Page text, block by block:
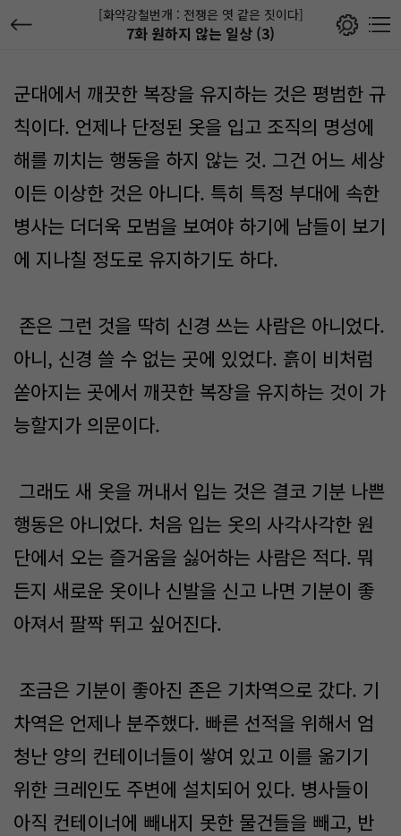
[화약강철번개 : 전쟁은 엿 같은 짓이다]
7화 원하지 않는 일상 (3)
군대에서 깨끗한 복장을 유지하는 것은 평범한 규
칙이다. 언제나 단정된 옷을 입고 조직의 명성에
해를 끼치는 행동을 하지 않는 것. 그건 어느 세상
이든 이상한 것은 아니다. 특히 특정 부대에 속한
병사는 더더욱 모범을 보여야 하기에 남들이 보기
에 지나칠 정도로 유지하기도 하다.
존은 그런 것을 딱히 신경 쓰는 사람은 아니었다.
아니, 신경 쓸 수 없는 곳에 있었다. 흙이 비처럼
쏟아지는 곳에서 깨끗한 복장을 유지하는 것이 가
능할지가 의문이다.
그래도 새 옷을 꺼내서 입는 것은 결코 기분 나쁜
행동은 아니었다. 처음 입는 옷의 사각사각한 원
단에서 오는 즐거움을 싫어하는 사람은 적다. 뭐
든지 새로운 옷이나 신발을 신고 나면 기분이 좋
아져서 팔짝 뛰고 싶어진다.
조금은 기분이 좋아진 존은 기차역으로 갔다. 기
차역은 언제나 분주했다. 빠른 선적을 위해서 엄
청난 양의 컨테이너들이 쌓여 있고 이를 옮기기
위한 크레인도 주변에 설치되어 있다. 병사들이
아직 컨테이너에 빼내지 못한 물건들을 빼고, 반